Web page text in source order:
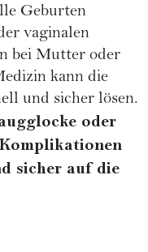
Geburten
vaginalen
bei Mutter oder
kann die
und sicher lösen.
oder
sicher auf die